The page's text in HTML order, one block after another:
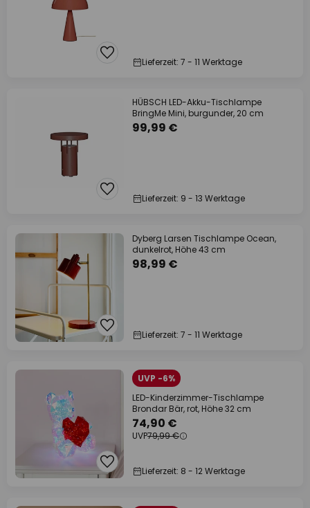
Lieferzeit: 7 - 11 Werktage
HÜBSCH LED-Akku-Tischlampe
BringMe Mini, burgunder, 20 cm
99,99 €
Lieferzeit: 9 - 13 Werktage
Dyberg Larsen Tischlampe Ocean,
dunkelrot, Höhe 43 cm
98,99 €
Lieferzeit: 7 - 11 Werktage
UVP -6%
LED-Kinderzimmer-Tischlampe
Brondar Bär, rot, Höhe 32 cm
74,90 €
UVP79,99 €
Lieferzeit: 8 - 12 Werktage